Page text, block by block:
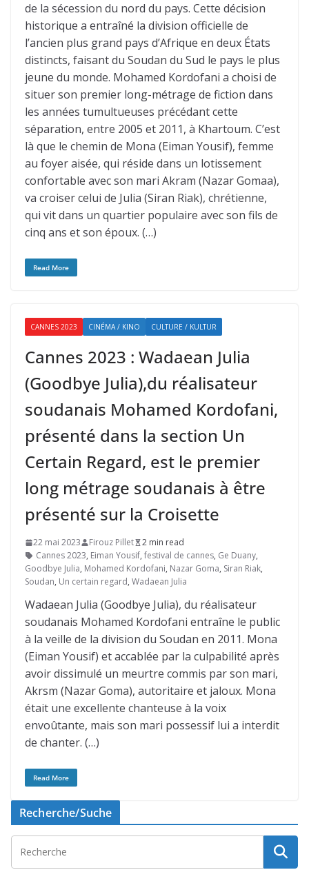
de la sécession du nord du pays. Cette décision
historique a entraîné la division officielle de
l’ancien plus grand pays d’Afrique en deux États
distincts, faisant du Soudan du Sud le pays le plus
jeune du monde. Mohamed Kordofani a choisi de
situer son premier long-métrage de fiction dans
les années tumultueuses précédant cette
séparation, entre 2005 et 2011, à Khartoum. C’est
là que le chemin de Mona (Eiman Yousif), femme
au foyer aisée, qui réside dans un lotissement
confortable avec son mari Akram (Nazar Gomaa),
va croiser celui de Julia (Siran Riak), chrétienne,
qui vit dans un quartier populaire avec son fils de
cinq ans et son époux. (…)
Read More
CANNES 2023 CINÉMA / KINO CULTURE / KULTUR
Cannes 2023 : Wadaean Julia
(Goodbye Julia),du réalisateur
soudanais Mohamed Kordofani,
présenté dans la section Un
Certain Regard, est le premier
long métrage soudanais à être
présenté sur la Croisette
22 mai 2023 Firouz Pillet
2 min read
Cannes 2023, Eiman Yousif, festival de cannes, Ge Duany,
Goodbye Julia, Mohamed Kordofani, Nazar Goma, Siran Riak,
Soudan, Un certain regard, Wadaean Julia
Wadaean Julia (Goodbye Julia), du réalisateur
soudanais Mohamed Kordofani entraîne le public
à la veille de la division du Soudan en 2011. Mona
(Eiman Yousif) et accablée par la culpabilité après
avoir dissimulé un meurtre commis par son mari,
Akrsm (Nazar Goma), autoritaire et jaloux. Mona
était une excellente chanteuse à la voix
envoûtante, mais son mari possessif lui a interdit
de chanter. (…)
Read More
Recherche/Suche